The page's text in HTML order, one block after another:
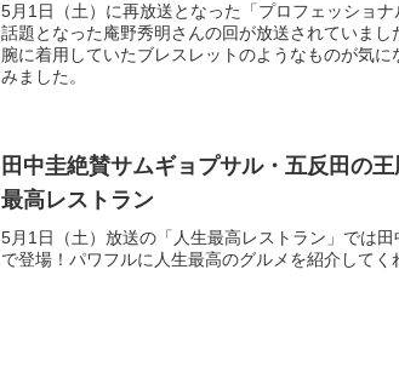
5月1日（土）に再放送となった「プロフェッショ
話題となった庵野秀明さんの回が放送されていまし
腕に着用していたブレスレットのようなものが気に
みました。
田中圭絶賛サムギョプサル・五反田の
最高レストラン
5月1日（土）放送の「人生最高レストラン」では田
で登場！パワフルに人生最高のグルメを紹介してく